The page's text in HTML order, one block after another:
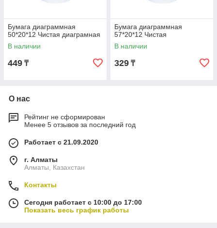
Бумага диаграммная
50*20*12 Чистая диаграмная
В наличии
449 ₸
Бумага диаграммная
57*20*12 Чистая
В наличии
329 ₸
О нас
Рейтинг не сформирован
Менее 5 отзывов за последний год
Работает с 21.09.2020
г. Алматы
Алматы, Казахстан
Контакты
Сегодня работает с 10:00 до 17:00
Показать весь график работы